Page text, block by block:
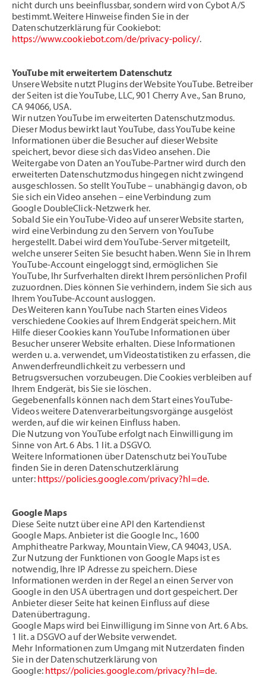
nicht durch uns beeinflussbar, sondern wird von Cybot A/S
bestimmt. Weitere Hinweise finden Sie in der
Datenschutzerklärung für Cookiebot:
https://www.cookiebot.com/de/privacy-policy/.
YouTube mit erweitertem Datenschutz
Unsere Website nutzt Plugins der Website YouTube. Betreiber
der Seiten ist die YouTube, LLC, 901 Cherry Ave., San Bruno,
CA 94066, USA.
Wir nutzen YouTube im erweiterten Datenschutzmodus.
Dieser Modus bewirkt laut YouTube, dass YouTube keine
Informationen über die Besucher auf dieser Website
speichert, bevor diese sich das Video ansehen. Die
Weitergabe von Daten an YouTube-Partner wird durch den
erweiterten Datenschutzmodus hingegen nicht zwingend
ausgeschlossen. So stellt YouTube – unabhängig davon, ob
Sie sich ein Video ansehen – eine Verbindung zum
Google DoubleClick-Netzwerk her.
Sobald Sie ein YouTube-Video auf unserer Website starten,
wird eine Verbindung zu den Servern von YouTube
hergestellt. Dabei wird dem YouTube-Server mitgeteilt,
welche unserer Seiten Sie besucht haben. Wenn Sie in Ihrem
YouTube-Account eingeloggt sind, ermöglichen Sie
YouTube, Ihr Surfverhalten direkt Ihrem persönlichen Profil
zuzuordnen. Dies können Sie verhindern, indem Sie sich aus
Ihrem YouTube-Account ausloggen.
Des Weiteren kann YouTube nach Starten eines Videos
verschiedene Cookies auf Ihrem Endgerät speichern. Mit
Hilfe dieser Cookies kann YouTube Informationen über
Besucher unserer Website erhalten. Diese Informationen
werden u. a. verwendet, um Videostatistiken zu erfassen, die
Anwenderfreundlichkeit zu verbessern und
Betrugsversuchen vorzubeugen. Die Cookies verbleiben auf
Ihrem Endgerät, bis Sie sie löschen.
Gegebenenfalls können nach dem Start eines YouTube-
Videos weitere Datenverarbeitungsvorgänge ausgelöst
werden, auf die wir keinen Einfluss haben.
Die Nutzung von YouTube erfolgt nach Einwilligung im
Sinne von Art. 6 Abs. 1 lit. a DSGVO.
Weitere Informationen über Datenschutz bei YouTube
finden Sie in deren Datenschutzerklärung
unter: https://policies.google.com/privacy?hl=de.
Google Maps
Diese Seite nutzt über eine API den Kartendienst
Google Maps. Anbieter ist die Google Inc., 1600
Amphitheatre Parkway, Mountain View, CA 94043, USA.
Zur Nutzung der Funktionen von Google Maps ist es
notwendig, Ihre IP Adresse zu speichern. Diese
Informationen werden in der Regel an einen Server von
Google in den USA übertragen und dort gespeichert. Der
Anbieter dieser Seite hat keinen Einfluss auf diese
Datenübertragung.
Google Maps wird bei Einwilligung im Sinne von Art. 6 Abs.
1 lit. a DSGVO auf der Website verwendet.
Mehr Informationen zum Umgang mit Nutzerdaten finden
Sie in der Datenschutzerklärung von
Google: https://policies.google.com/privacy?hl=de.